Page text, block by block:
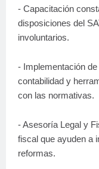
- Capacitación
disposiciones del
involuntarios.
- Implementación
contabilidad y
con las normativas.
- Asesoría Legal y
fiscal que ayuden a
reformas.